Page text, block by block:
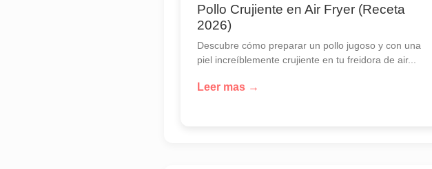
Pollo Crujiente en Air Fryer (Receta
2026)
Descubre cómo preparar un pollo jugoso y con una
piel increíblemente crujiente en tu freidora de air...
Leer mas →